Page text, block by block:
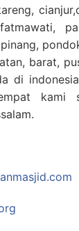
barat,
di
kami